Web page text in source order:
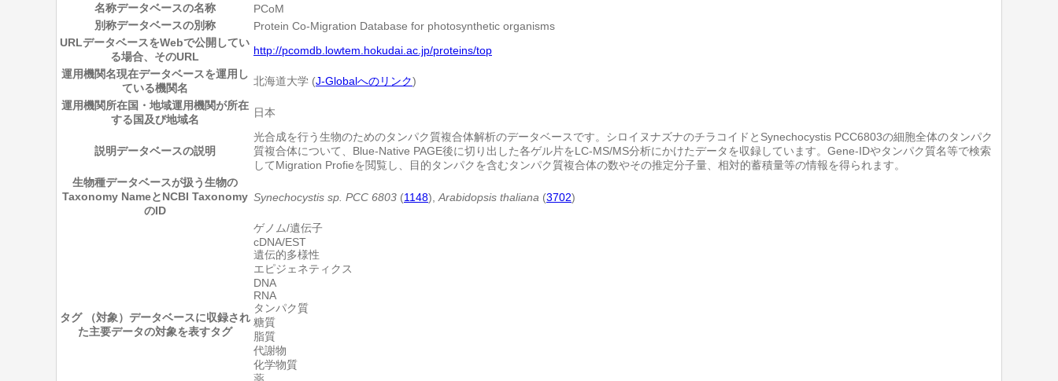
名称データベースの名称
PCoM
別称データベースの別称
Protein Co-Migration Database for photosynthetic organisms
URLデータベースをWebで公開してい
る場合、そのURL
http://pcomdb.lowtem.hokudai.ac.jp/proteins/top
運用機関名現在データベースを運用し
ている機関名
北海道大学 (J-Globalへのリンク)
運用機関所在国・地域運用機関が所在
する国及び地域名
日本
説明データベースの説明
光合成を行う生物のためのタンパク質複合体解析のデータベースです。シロイヌナズナのチラコイドとSynechocystis PCC6803の細胞全体のタンパク
質複合体について、Blue-Native PAGE後に切り出した各ゲル片をLC-MS/MS分析にかけたデータを収録しています。Gene-IDやタンパク質名等で検索
してMigration Profieを閲覧し、目的タンパクを含むタンパク質複合体の数やその推定分子量、相対的蓄積量等の情報を得られます。
生物種データベースが扱う生物の
Taxonomy NameとNCBI Taxonomy
のID
Synechocystis sp. PCC 6803 (1148), Arabidopsis thaliana (3702)
タグ （対象） データベースに収録され
た主要データの対象を表すタグ
ゲノム/遺伝子
cDNA/EST
遺伝的多様性
エピジェネティクス
DNA
RNA
タンパク質
糖質
脂質
代謝物
化学物質
薬